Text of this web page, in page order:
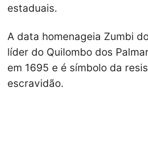
estaduais.
A data homenageia Zumbi
líder do Quilombo dos
em 1695 e é símbolo da
escravidão.